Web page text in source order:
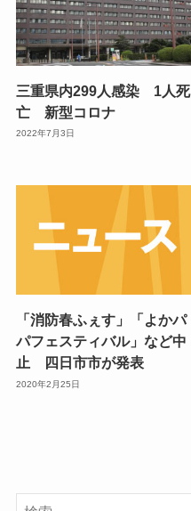
三重県内299人感染 1人死
亡 新型コロナ
2022年7月3日
「消防春ふぇす」「よかパ
パフェスティバル」など中
止 四日市市が発表
2020年2月25日